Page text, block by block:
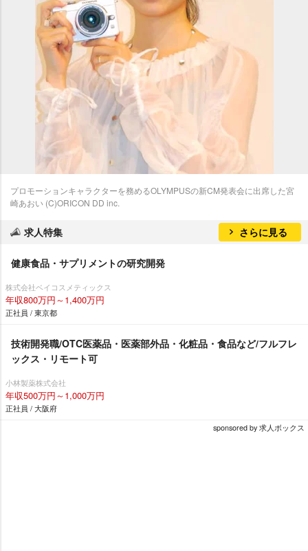
プロモーションキャラクターを務めるOLYMPUSの新CM発表会に出席した宮
崎あおい (C)ORICON DD inc.
求人特集 さらに見る
健康食品・サプリメントの研究開発
株式会社ベイコスメティックス
年収800万円～1,400万円
正社員 / 東京都
技術開発職/OTC医薬品・医薬部外品・化粧品・食品など/フルフレ
ックス・リモート可
小林製薬株式会社
年収500万円～1,000万円
正社員 / 大阪府
sponsored by 求人ボックス